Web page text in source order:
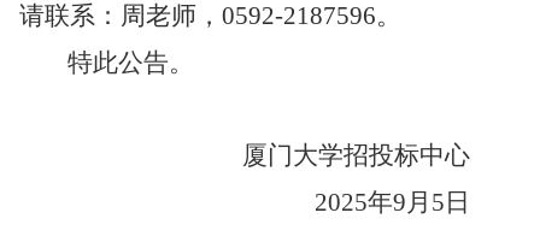
请联系：周老师，0592-2187596。
特此公告。
厦门大学招投标中心
2025年9月 5 日